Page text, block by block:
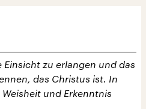
zu erlangen und das
das Christus ist. In
und Erkenntnis